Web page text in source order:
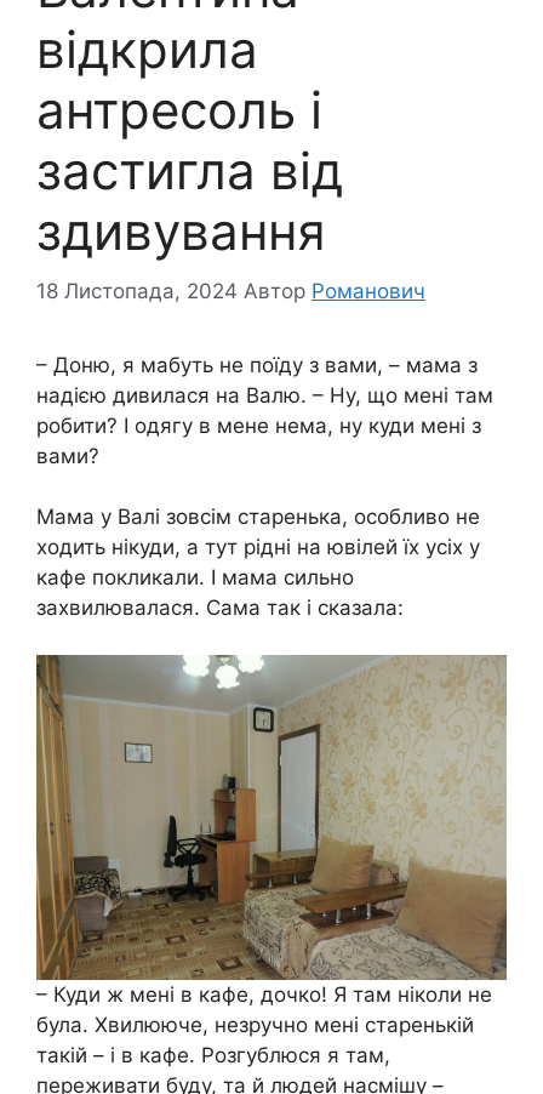
відкрила
антресоль і
застигла від
здивування
18 Листопада, 2024 Автор Романович
– Доню, я мабуть не поїду з вами, – мама з
надією дивилася на Валю. – Ну, що мені там
робити? І одягу в мене нема, ну куди мені з
вами?
Мама у Валі зовсім старенька, особливо не
ходить нікуди, а тут рідні на ювілей їх усіх у
кафе покликали. І мама сильно
захвилювалася. Сама так і сказала:
– Куди ж мені в кафе, дочко! Я там ніколи не
була. Хвилююче, незручно мені старенькій
такій – і в кафе. Розгублюся я там,
переживати буду, та й людей насмішу –